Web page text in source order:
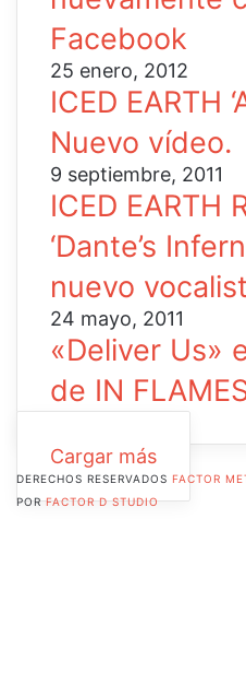
Facebook
25 enero, 2012
ICED EARTH
Nuevo vídeo.
9 septiembre, 2011
ICED EARTH
‘Dante’s
nuevo
24 mayo, 2011
«Deliver Us»
de IN
Cargar más
DERECHOS RESERVADOS FACTOR
PORFACTOR D STUDIO